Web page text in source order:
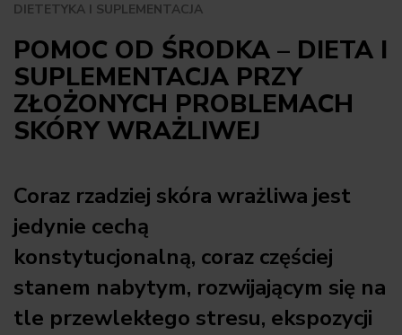
DIETETYKA I SUPLEMENTACJA
POMOC OD ŚRODKA – DIETA I
SUPLEMENTACJA PRZY
ZŁOŻONYCH PROBLEMACH
SKÓRY WRAŻLIWEJ
Coraz rzadziej skóra wrażliwa jest
jedynie cechą
konstytucjonalną, coraz częściej
stanem nabytym, rozwijającym się na
tle przewlekłego stresu, ekspozycji